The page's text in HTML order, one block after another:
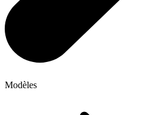
Modèles